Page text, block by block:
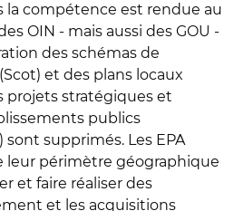
la compétence est rendue au
OIN - mais aussi des GOU -
des schémas de
et des plans locaux
projets stratégiques et
publics
sont supprimés. Les EPA
leur périmètre géographique
et faire réaliser des
et les acquisitions